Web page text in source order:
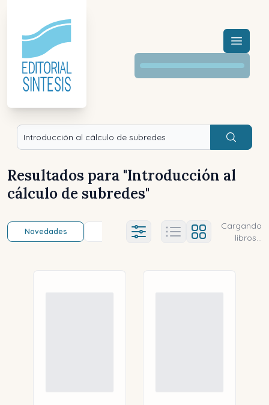
Menú
Buscar
Resultados para "Introducción al
cálculo de subredes"
Novedades Título (a-z) Título (z-a)
Ajustes abierto
Cargando
libros...